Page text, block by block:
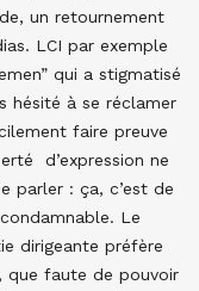
un retournement
LCI par exemple
qui a stigmatisé
hésité à se réclamer
faire preuve
d’expression ne
parler : ça, c’est de
Le
dirigeante préfère
que faute de pouvoir